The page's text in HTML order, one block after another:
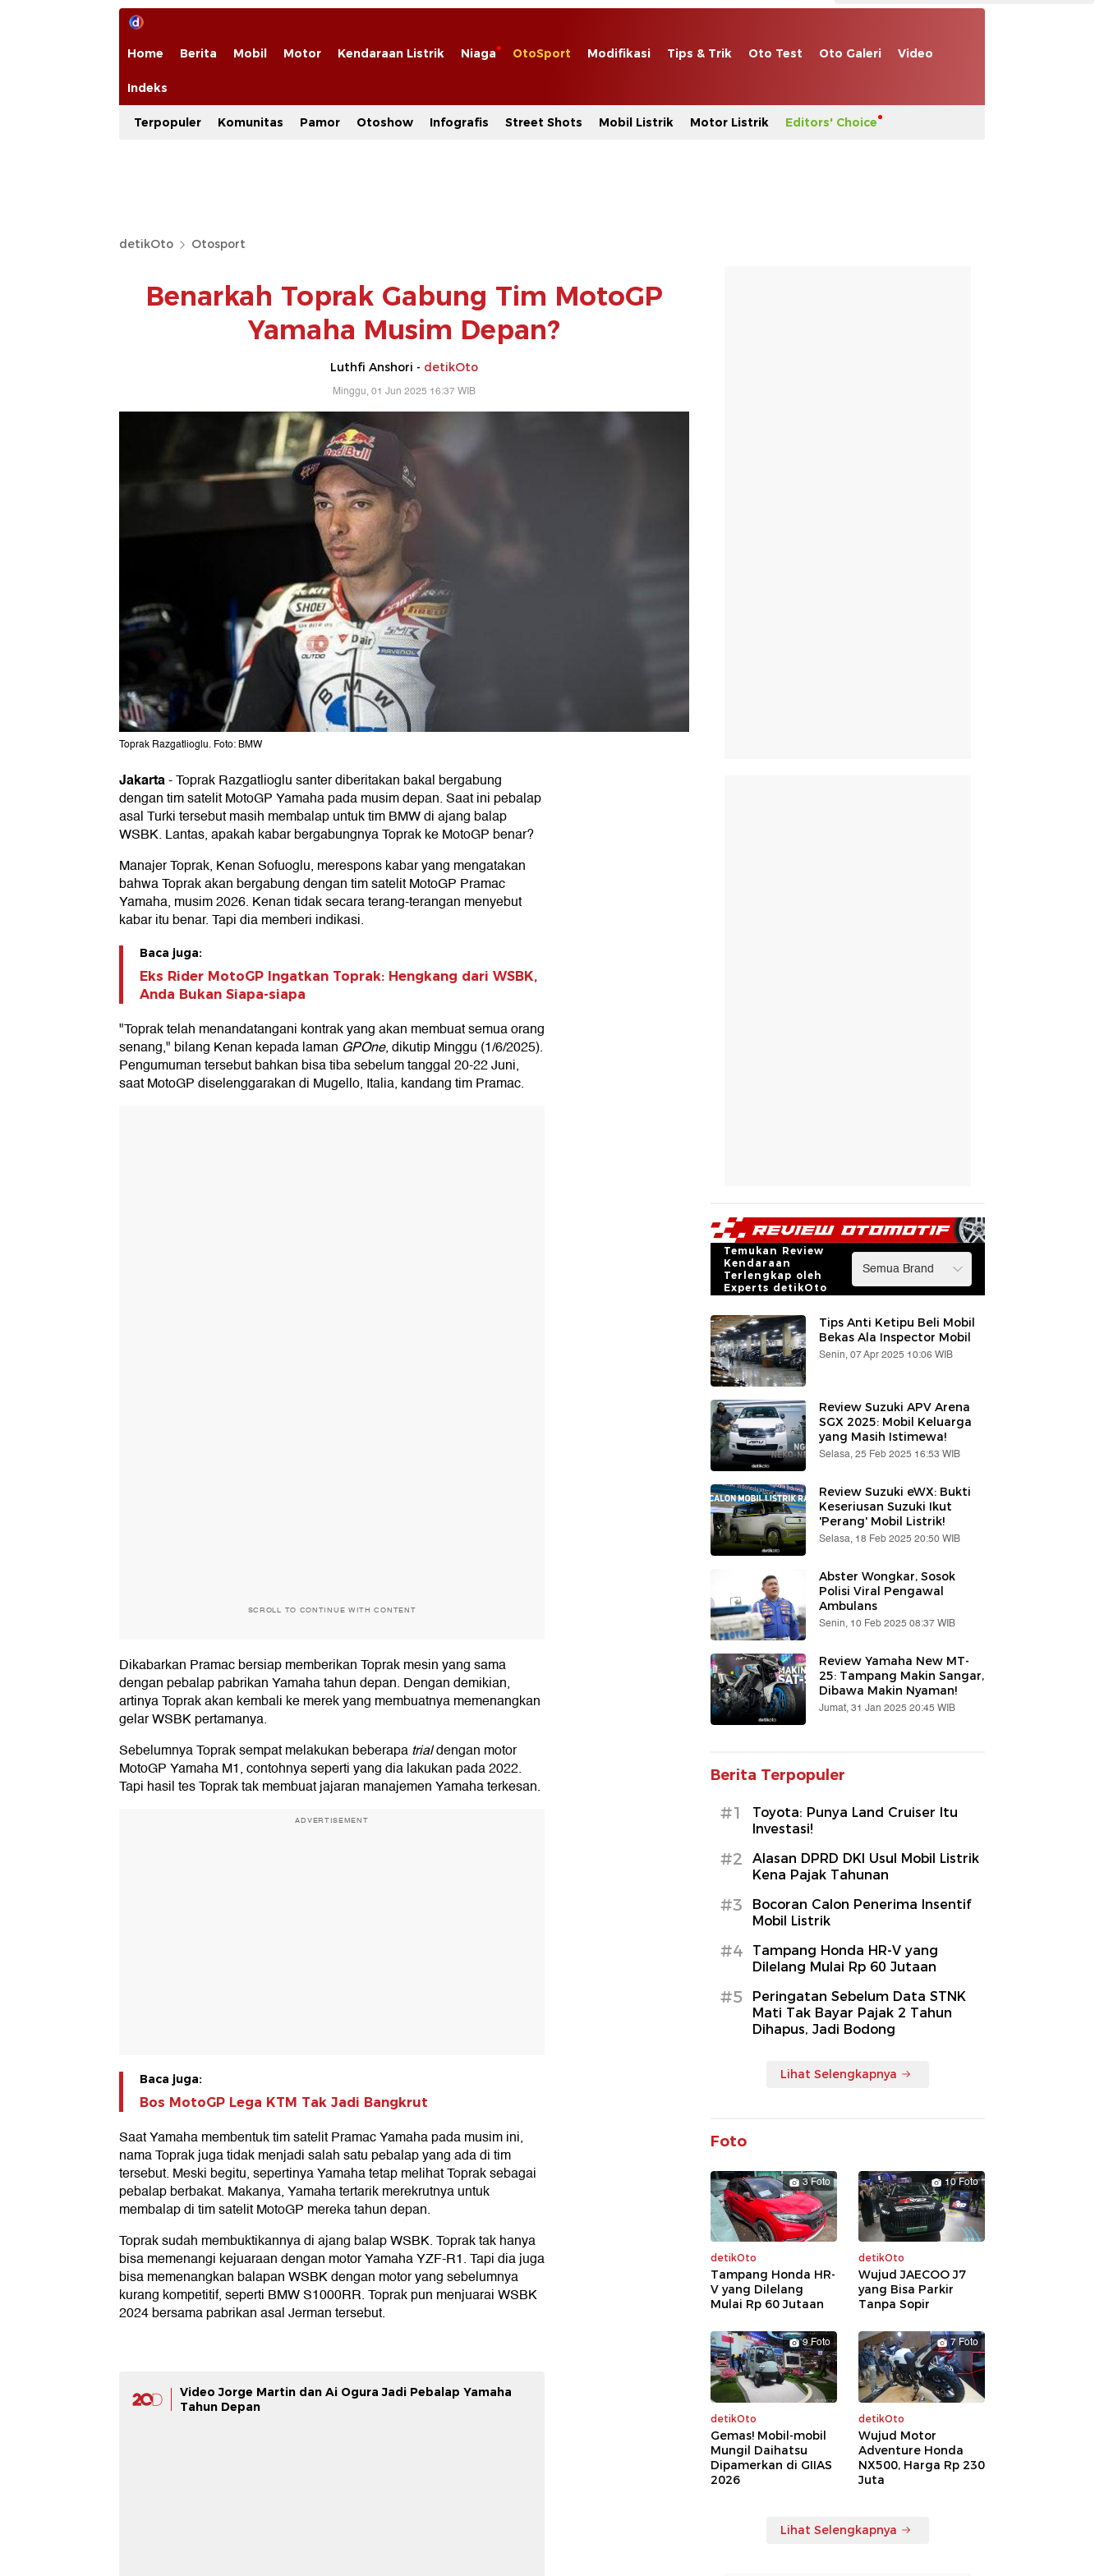
Home Berita Mobil Motor Kendaraan Listrik Niaga OtoSport Modifikasi Tips & Trik Oto Test Oto Galeri Video
Indeks
Terpopuler Komunitas Pamor Otoshow Infografis Street Shots Mobil Listrik Motor Listrik Editors' Choice
detikOto Otosport
Benarkah Toprak Gabung Tim MotoGP
Yamaha Musim Depan?
Luthfi Anshori - detikOto
Minggu, 01 Jun 2025 16:37 WIB
Toprak Razgatlioglu. Foto: BMW
Jakarta-Toprak Razgatlioglu santer diberitakan bakal bergabung
dengan tim satelit MotoGP Yamaha pada musim depan. Saat ini pebalap
asal Turki tersebut masih membalap untuk tim BMW di ajang balap
WSBK. Lantas, apakah kabar bergabungnya Toprak ke MotoGP benar?
Manajer Toprak, Kenan Sofuoglu, merespons kabar yang mengatakan
bahwa Toprak akan bergabung dengan tim satelit MotoGP Pramac
Yamaha, musim 2026. Kenan tidak secara terang-terangan menyebut
kabar itu benar. Tapi dia memberi indikasi.
Baca juga:
Eks Rider MotoGP Ingatkan Toprak: Hengkang dari WSBK,
Anda Bukan Siapa-siapa
"Toprak telah menandatangani kontrak yang akan membuat semua orang
senang," bilang Kenan kepada laman GPOne, dikutip Minggu (1/6/2025).
Pengumuman tersebut bahkan bisa tiba sebelum tanggal 20-22 Juni,
saat MotoGP diselenggarakan di Mugello, Italia, kandang tim Pramac.
SCROLL TO CONTINUE WITH CONTENT
Dikabarkan Pramac bersiap memberikan Toprak mesin yang sama
dengan pebalap pabrikan Yamaha tahun depan. Dengan demikian,
artinya Toprak akan kembali ke merek yang membuatnya memenangkan
gelar WSBK pertamanya.
Sebelumnya Toprak sempat melakukan beberapatrialdengan motor
MotoGP Yamaha M1, contohnya seperti yang dia lakukan pada 2022.
Tapi hasil tes Toprak tak membuat jajaran manajemen Yamaha terkesan.
ADVERTISEMENT
Baca juga:
Bos MotoGP Lega KTM Tak Jadi Bangkrut
Saat Yamaha membentuk tim satelit Pramac Yamaha pada musim ini,
nama Toprak juga tidak menjadi salah satu pebalap yang ada di tim
tersebut. Meski begitu, sepertinya Yamaha tetap melihat Toprak sebagai
pebalap berbakat. Makanya, Yamaha tertarik merekrutnya untuk
membalap di tim satelit MotoGP mereka tahun depan.
Toprak sudah membuktikannya di ajang balap WSBK. Toprak tak hanya
bisa memenangi kejuaraan dengan motor Yamaha YZF-R1. Tapi dia juga
bisa memenangkan balapan WSBK dengan motor yang sebelumnya
kurang kompetitif, seperti BMW S1000RR. Toprak pun menjuarai WSBK
2024 bersama pabrikan asal Jerman tersebut.
Video Jorge Martin dan Ai Ogura Jadi Pebalap Yamaha
Tahun Depan
Temukan Review
Kendaraan
Terlengkap oleh
Experts detikOto
Tips Anti Ketipu Beli Mobil
Bekas Ala Inspector Mobil
Senin, 07 Apr 2025 10:06 WIB
Review Suzuki APV Arena
SGX 2025: Mobil Keluarga
yang Masih Istimewa!
Selasa, 25 Feb 2025 16:53 WIB
Review Suzuki eWX: Bukti
Keseriusan Suzuki Ikut
'Perang' Mobil Listrik!
Selasa, 18 Feb 2025 20:50 WIB
Abster Wongkar, Sosok
Polisi Viral Pengawal
Ambulans
Senin, 10 Feb 2025 08:37 WIB
Review Yamaha New MT-
25: Tampang Makin Sangar,
Dibawa Makin Nyaman!
Jumat, 31 Jan 2025 20:45 WIB
Berita Terpopuler
#1
Toyota: Punya Land Cruiser Itu
Investasi!
#2
Alasan DPRD DKI Usul Mobil Listrik
Kena Pajak Tahunan
#3
Bocoran Calon Penerima Insentif
Mobil Listrik
#4
Tampang Honda HR-V yang
Dilelang Mulai Rp 60 Jutaan
#5
Peringatan Sebelum Data STNK
Mati Tak Bayar Pajak 2 Tahun
Dihapus, Jadi Bodong
Lihat Selengkapnya
Foto
3 Foto
detikOto
Tampang Honda HR-
V yang Dilelang
Mulai Rp 60 Jutaan
10 Foto
detikOto
Wujud JAECOO J7
yang Bisa Parkir
Tanpa Sopir
9 Foto
detikOto
Gemas! Mobil-mobil
Mungil Daihatsu
Dipamerkan di GIIAS
2026
7 Foto
detikOto
Wujud Motor
Adventure Honda
NX500, Harga Rp 230
Juta
Lihat Selengkapnya